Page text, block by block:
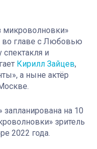
микроволновки»
во главе с Любовью
спектакля и
Кирилл Зайцев,
а ныне актёр
запланирована на 10
зритель
2022 года.